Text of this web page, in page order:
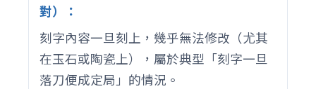
對）：
刻字內容一旦刻上，幾乎無法修改（尤其
在玉石或陶瓷上），屬於典型「刻字一旦
落刀便成定局」的情況。